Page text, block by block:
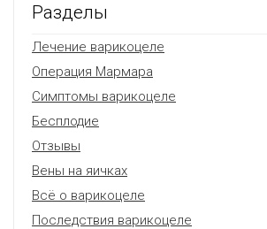
Разделы
Лечение варикоцеле
Операция Мармара
Симптомы варикоцеле
Бесплодие
Отзывы
Вены на яичках
Всё о варикоцеле
Последствия варикоцеле